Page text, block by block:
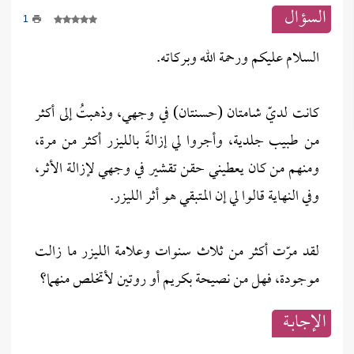
السؤال 1
السلام عليكم ورحمة الله وبركاته.
كانت لديّ شامتان (حسنتان) في وجهي، وذهبتُ إلى أكثر
من طبيب جلدية، وأجروا لي إزالةً بالليزر أكثر من مرة،
ومنهم من كان يعطيني حقن تقشير في وجهي لإزالة الأثر،
وفي النهاية قالوا لي إن المتبقي هو أثر الليزر.
لقد مرّت أكثر من ثلاث سنوات وعلامة الليزر ما زالت
موجودة، فهل من نصيحة بكريم أو روتين لأتخلص منهما؟
الإجابــة